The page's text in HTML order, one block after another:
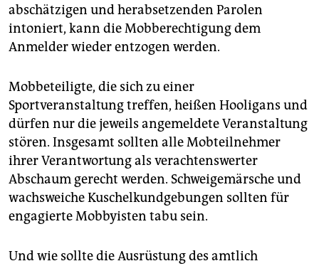
abschätzigen und herabsetzenden Parolen
intoniert, kann die Mobberechtigung dem
Anmelder wieder entzogen werden.
Mobbeteiligte, die sich zu einer
Sportveranstaltung treffen, heißen Hooligans und
dürfen nur die jeweils angemeldete Veranstaltung
stören. Insgesamt sollten alle Mobteilnehmer
ihrer Verantwortung als verachtenswerter
Abschaum gerecht werden. Schweigemärsche und
wachsweiche Kuschelkundgebungen sollten für
engagierte Mobbyisten tabu sein.
Und wie sollte die Ausrüstung des amtlich